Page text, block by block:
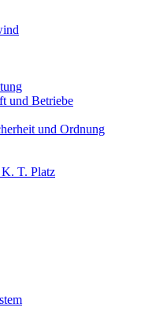
und Betriebe
und Ordnung
T. Platz